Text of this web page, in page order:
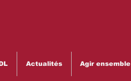
Actualités Agir ensemble